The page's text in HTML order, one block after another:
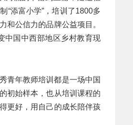
“添富小学”，培训了1800多
和公信力的品牌公益项目。
中国中西部地区乡村教育现
青年教师培训都是一场中国
初始样本，也从培训课程的
更好，用自己的成长陪伴孩